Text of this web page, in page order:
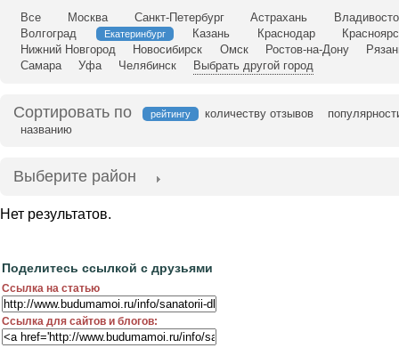
Все Москва Санкт-Петербург Астрахань
Волгоград
Екатеринбург Казань Краснодар
Нижний Новгород
Новосибирск Омск Ростов-на-Дону
Самара
Уфа Челябинск Выбрать другой город
Сортировать по рейтингу количеству отзывов
названию
Выберите район
Нет результатов.
Поделитесь ссылкой с друзьями
Ссылка на статью
Ссылка для сайтов и блогов: